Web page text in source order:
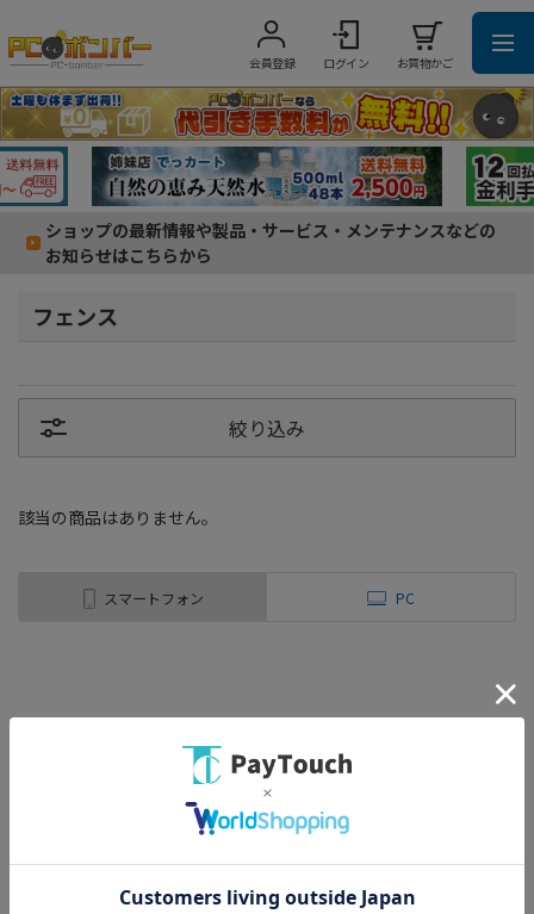
会員登録 ログイン お買物かご
ショップの最新情報や製品・サービス・メンテナンスなどの
お知らせはこちらから
フェンス
絞り込み
該当の商品はありません。
スマートフォン PC